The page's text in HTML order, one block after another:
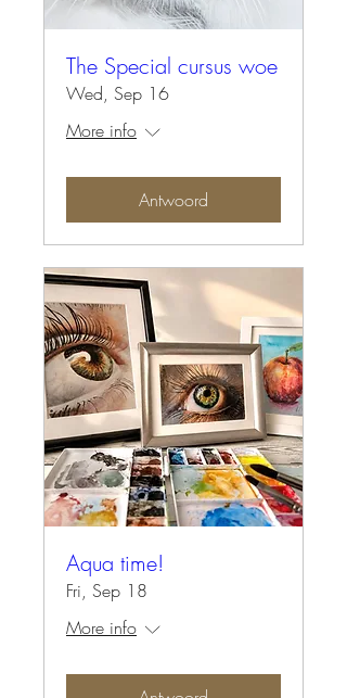
The Special cursus woe
Wed, Sep 16
More info
Antwoord
Aqua time!
Fri, Sep 18
More info